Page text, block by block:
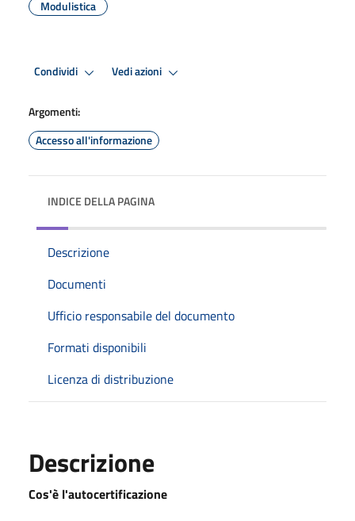
Modulistica
Condividi Vedi azioni
Argomenti:
Accesso all'informazione
INDICE DELLA PAGINA
Descrizione
Documenti
Ufficio responsabile del documento
Formati disponibili
Licenza di distribuzione
Descrizione
Cos'è l'autocertificazione